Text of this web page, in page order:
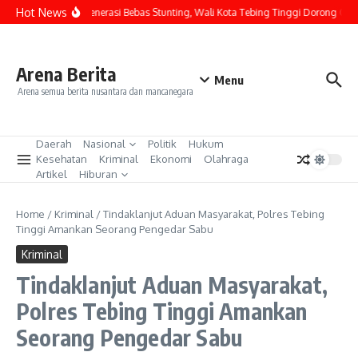
Lewati ke konten
Hot News
Lahirkan Generasi Bebas Stunting, Wali Kota Tebing Tinggi Dorong
Arena Berita
Arena semua berita nusantara dan mancanegara
Menu
Daerah Nasional Politik
Hukum
Kesehatan
Kriminal Ekonomi
Olahraga
Artikel
Hiburan
Home / Kriminal /Tindaklanjut Aduan Masyarakat, Polres Tebing
Tinggi Amankan Seorang Pengedar Sabu
Kriminal
Tindaklanjut Aduan Masyarakat,
Polres Tebing Tinggi Amankan
Seorang Pengedar Sabu